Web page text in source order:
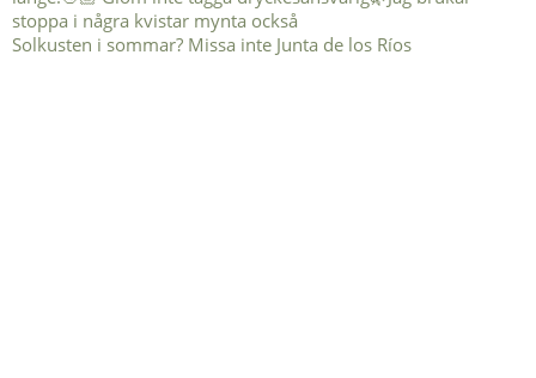
Solkusten i sommar? Missa inte Junta de los Ríos